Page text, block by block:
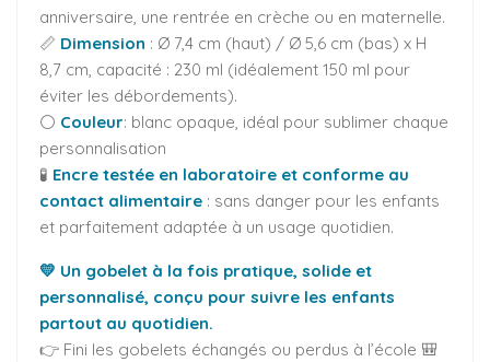
anniversaire, une rentrée en crèche ou en maternelle.
📏 Dimension : Ø 7,4 cm (haut) / Ø 5,6 cm (bas) x H
8,7 cm, capacité : 230 ml (idéalement 150 ml pour
éviter les débordements).
⚪ Couleur: blanc opaque, idéal pour sublimer chaque
personnalisation
🧪 Encre testée en laboratoire et conforme au
contact alimentaire : sans danger pour les enfants
et parfaitement adaptée à un usage quotidien.
💛 Un gobelet à la fois pratique, solide et
personnalisé, conçu pour suivre les enfants
partout au quotidien.
👉 Fini les gobelets échangés ou perdus à l’école 🎒